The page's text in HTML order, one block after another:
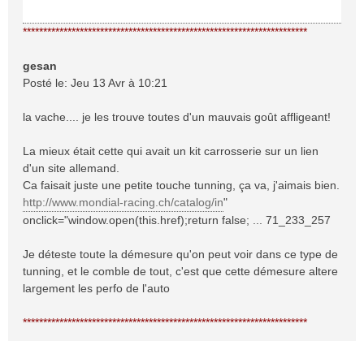
**********************************************************************
gesan
Posté le: Jeu 13 Avr à 10:21
la vache.... je les trouve toutes d'un mauvais goût affligeant!
La mieux était cette qui avait un kit carrosserie sur un lien
d'un site allemand.
Ca faisait juste une petite touche tunning, ça va, j'aimais bien.
http://www.mondial-racing.ch/catalog/in"
onclick="window.open(this.href);return false; ... 71_233_257
Je déteste toute la démesure qu'on peut voir dans ce type de
tunning, et le comble de tout, c'est que cette démesure altere
largement les perfo de l'auto
**********************************************************************